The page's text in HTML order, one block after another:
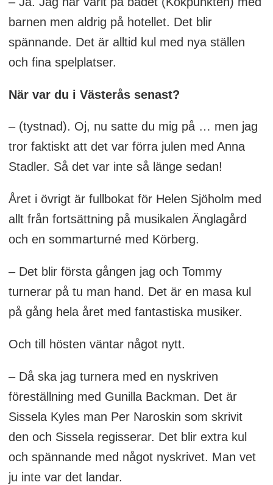
barnen men aldrig på hotellet. Det blir
spännande. Det är alltid kul med nya ställen
och fina spelplatser.
När var du i Västerås senast?
– (tystnad). Oj, nu satte du mig på … men jag
tror faktiskt att det var förra julen med Anna
Stadler. Så det var inte så länge sedan!
Året i övrigt är fullbokat för Helen Sjöholm med
allt från fortsättning på musikalen Änglagård
och en sommarturné med Körberg.
– Det blir första gången jag och Tommy
turnerar på tu man hand. Det är en masa kul
på gång hela året med fantastiska musiker.
Och till hösten väntar något nytt.
– Då ska jag turnera med en nyskriven
föreställning med Gunilla Backman. Det är
Sissela Kyles man Per Naroskin som skrivit
den och Sissela regisserar. Det blir extra kul
och spännande med något nyskrivet. Man vet
ju inte var det landar.